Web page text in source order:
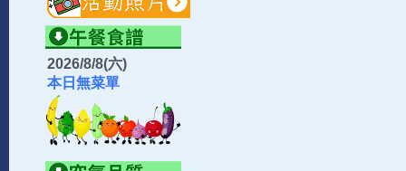
2026/8/8(六)
本日無菜單